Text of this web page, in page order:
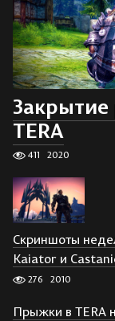
Закрытие
TERA
411 2020
Скриншоты
Kaiator и
276 2010
Прыжки в TERA